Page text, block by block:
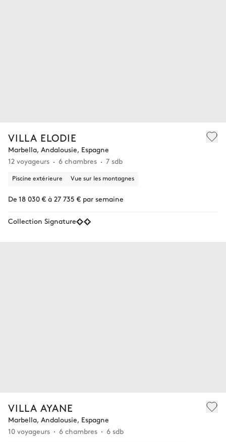
VILLA ELODIE
Marbella, Andalousie, Espagne
12 voyageurs
6 chambres 7 sdb
Piscine extérieure Vue sur les montagnes
De 18 030 € à 27 735 € par semaine
Collection Signature
VILLA AYANE
Marbella, Andalousie, Espagne
10 voyageurs
6 chambres 6 sdb